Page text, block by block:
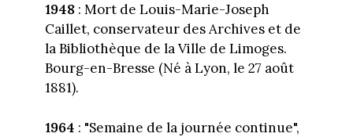
1948: Mort de Louis-Marie-Joseph
Caillet, conservateur des Archives et de
la Bibliothèque de la Ville de Limoges.
Bourg-en-Bresse (Né à Lyon, le 27 août
1881).
1964 : "Semaine de la journée continue",